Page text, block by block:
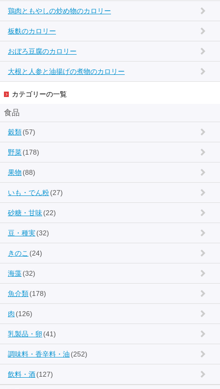
鶏肉ともやしの炒め物のカロリー
板麩のカロリー
おぼろ豆腐のカロリー
大根と人参と油揚げの煮物のカロリー
カテゴリーの一覧
食品
穀類(57)
野菜(178)
果物 (88)
いも・でん粉(27)
砂糖・甘味(22)
豆・種実(32)
きのこ (24)
海藻(32)
魚介類(178)
肉 (126)
乳製品・卵 (41)
調味料・香辛料・油 (252)
飲料・酒(127)